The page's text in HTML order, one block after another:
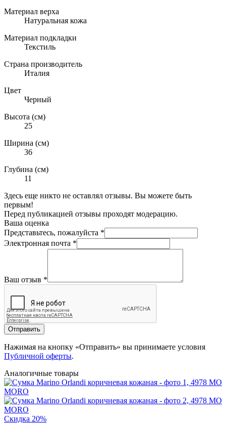
Материал верха
Натуральная кожа
Материал подкладки
Текстиль
Страна производитель
Италия
Цвет
Черный
Высота (см)
25
Ширина (см)
36
Глубина (см)
11
Здесь еще никто не оставлял отзывы. Вы можете быть
первым!
Перед публикацией отзывы проходят модерацию.
Ваша оценка
Представьтесь, пожалуйста *
Электронная почта *
Ваш отзыв *
Отправить
Нажимая на кнопку «Отправить» вы принимаете условия
Публичной оферты.
Аналогичные товары
Скидка 20%